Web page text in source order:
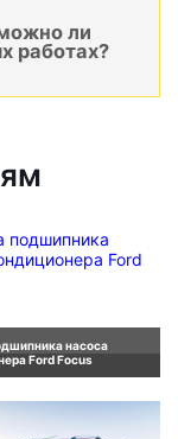
ли
работах?
насоса
Ford Focus